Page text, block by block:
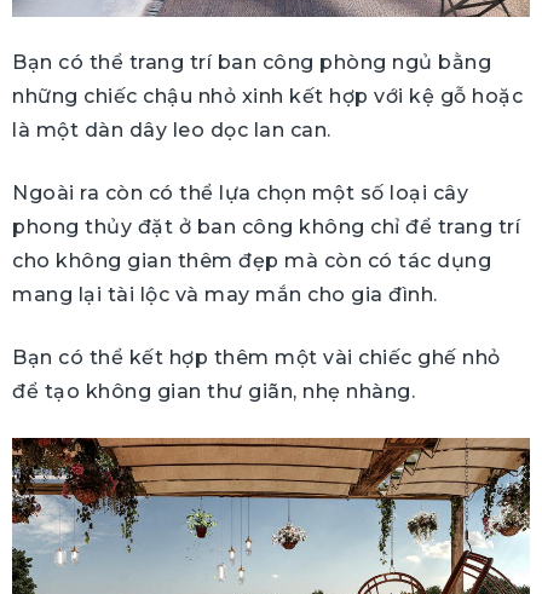
Bạn có thể trang trí ban công phòng ngủ bằng
những chiếc chậu nhỏ xinh kết hợp với kệ gỗ hoặc
là một dàn dây leo dọc lan can.
Ngoài ra còn có thể lựa chọn một số loại cây
phong thủy đặt ở ban công không chỉ để trang trí
cho không gian thêm đẹp mà còn có tác dụng
mang lại tài lộc và may mắn cho gia đình.
Bạn có thể kết hợp thêm một vài chiếc ghế nhỏ
để tạo không gian thư giãn, nhẹ nhàng.